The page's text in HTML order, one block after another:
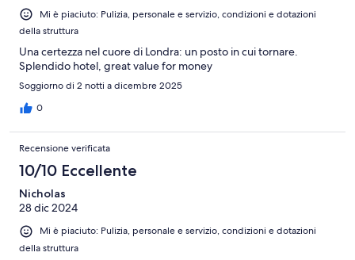
Mi è piaciuto: Pulizia, personale e servizio, condizioni e dotazioni
della struttura
Una certezza nel cuore di Londra: un posto in cui tornare.
Splendido hotel, great value for money
Soggiorno di 2 notti a dicembre 2025
0
Recensione verificata
10/10 Eccellente
Nicholas
28 dic 2024
Mi è piaciuto: Pulizia, personale e servizio, condizioni e dotazioni
della struttura